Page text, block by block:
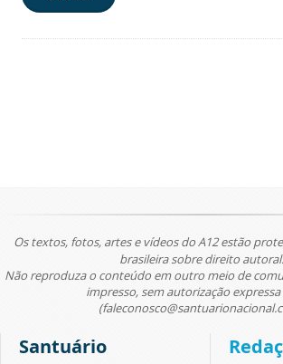
Os textos, fotos, artes e vídeos do A12 estão
brasileira sobre direito autoral.
Não reproduza o conteúdo em outro meio de
impresso, sem autorização expressa
Santuário